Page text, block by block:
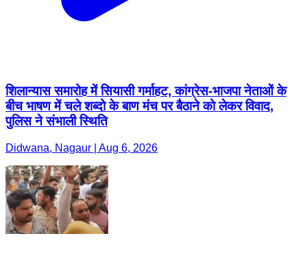
शिलान्यास समारोह में सियासी गर्माहट, कांग्रेस-भाजपा नेताओं के
बीच भाषण में चले शब्दो के बाण मंच पर बैठाने को लेकर विवाद,
पुलिस ने संभाली स्थिति
Didwana, Nagaur | Aug 6, 2026